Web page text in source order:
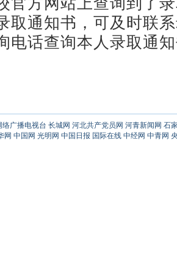
取通知书，可及时联
电话查询本人录取通
络广播电视台 长城网 河北共产党员网 河青新闻网 石
网 中国网 光明网 中国日报 国际在线 中经网 中青网